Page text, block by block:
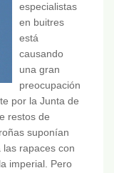
especialistas
en buitres
está
causando
una gran
preocupación
por la Junta de
restos de
suponían
rapaces con
imperial. Pero